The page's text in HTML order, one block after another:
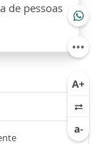
de pessoas